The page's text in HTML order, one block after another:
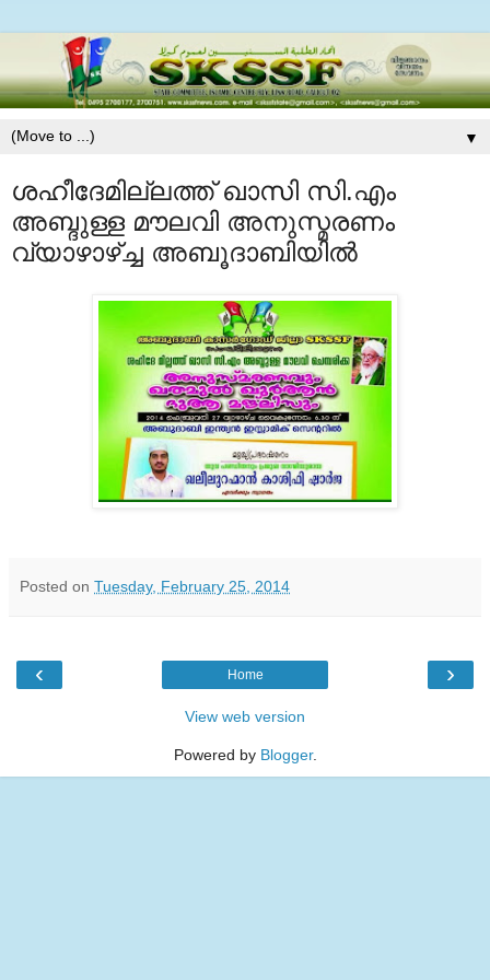
▼
ശഹീദേമില്ലത്ത് ഖാസി സി.എം
അബ്ദുള്ള മൗലവി അനുസ്മരണം
വ്യാഴാഴ്ച്ച അബൂദാബിയില്‍
Posted on Tuesday, February 25, 2014
‹ ›
Home
View web version
Powered by Blogger.